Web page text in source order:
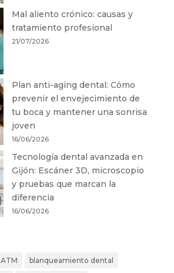
Mal aliento crónico: causas y
tratamiento profesional
21/07/2026
Plan anti-aging dental: Cómo
prevenir el envejecimiento de
tu boca y mantener una sonrisa
joven
16/06/2026
Tecnología dental avanzada en
Gijón: Escáner 3D, microscopio
y pruebas que marcan la
diferencia
16/06/2026
ATM blanqueamiento dental